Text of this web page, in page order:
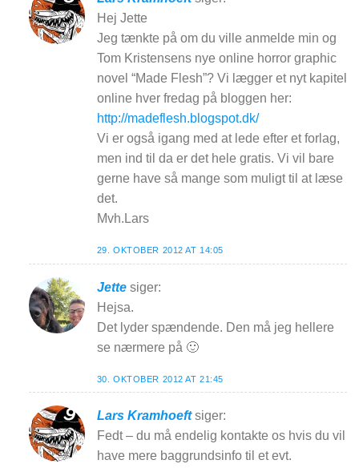
Hej Jette
Jeg tænkte på om du ville anmelde min og
Tom Kristensens nye online horror graphic
novel “Made Flesh”? Vi lægger et nyt kapitel
online hver fredag på bloggen her:
http://madeflesh.blogspot.dk/
Vi er også igang med at lede efter et forlag,
men ind til da er det hele gratis. Vi vil bare
gerne have så mange som muligt til at læse
det.
Mvh.Lars
29. OKTOBER 2012 AT 14:05
Jette siger:
Hejsa.
Det lyder spændende. Den må jeg hellere
se nærmere på 🙂
30. OKTOBER 2012 AT 21:45
Lars Kramhoeft siger:
Fedt – du må endelig kontakte os hvis du vil
have mere baggrundsinfo til et evt.